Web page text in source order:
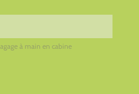
à main en cabine